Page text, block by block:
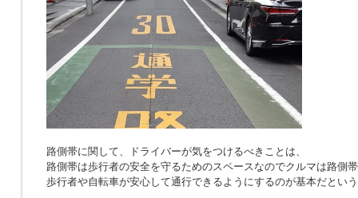
路側帯に関して、ドライバーが気をつけるべきことは、
路側帯は歩行者の安全を守るためのスペースなのでクルマは路側
歩行者や自転車が安心して通行できるようにするのが基本だとい